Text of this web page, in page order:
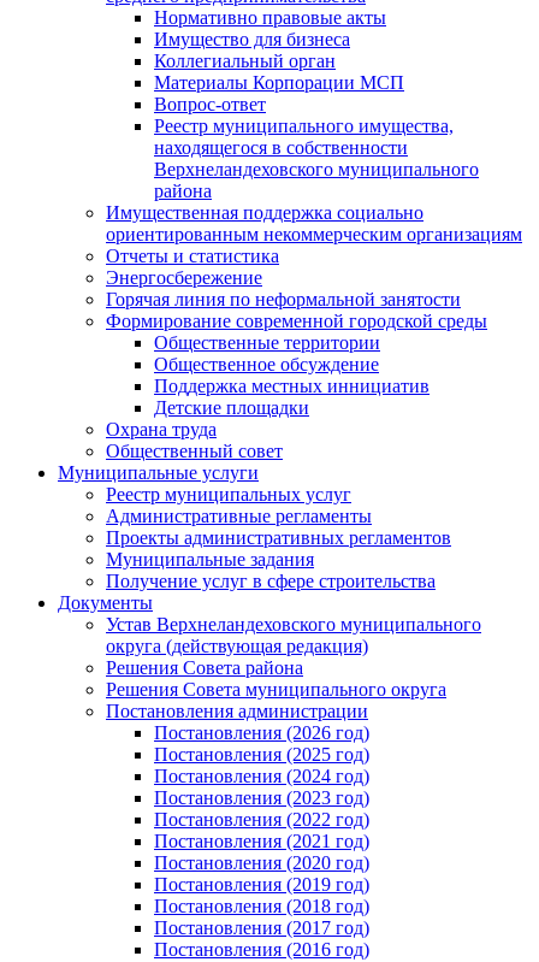
Нормативно правовые акты
Имущество для бизнеса
Коллегиальный орган
Материалы Корпорации МСП
Вопрос-ответ
Реестр муниципального имущества,
находящегося в собственности
Верхнеландеховского муниципального
района
Имущественная поддержка социально
ориентированным некоммерческим организациям
Отчеты и статистика
Энергосбережение
Горячая линия по неформальной занятости
Формирование современной городской среды
Общественные территории
Общественное обсуждение
Поддержка местных иннициатив
Детские площадки
Охрана труда
Общественный совет
Муниципальные услуги
Реестр муниципальных услуг
Административные регламенты
Проекты административных регламентов
Муниципальные задания
Получение услуг в сфере строительства
Документы
Устав Верхнеландеховского муниципального
округа (действующая редакция)
Решения Совета района
Решения Совета муниципального округа
Постановления администрации
Постановления (2026 год)
Постановления (2025 год)
Постановления (2024 год)
Постановления (2023 год)
Постановления (2022 год)
Постановления (2021 год)
Постановления (2020 год)
Постановления (2019 год)
Постановления (2018 год)
Постановления (2017 год)
Постановления (2016 год)